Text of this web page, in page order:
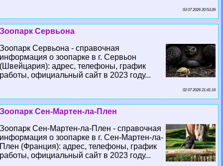
03 07 2026 20:53:26
Зоопарк Сервьона
Зоопарк Сервьона - справочная
информация о зоопарке в г. Сервьон
(Швейцария): адрес, телефоны, график
работы, официальный сайт в 2023 году...
02 07 2026 21:41:16
Зоопарк Сен-Мартен-ла-Плен
Зоопарк Сен-Мартен-ла-Плен - справочная
информация о зоопарке в г. Сен-Мартен-ла-
Плен (Франция): адрес, телефоны, график
работы, официальный сайт в 2023 году...